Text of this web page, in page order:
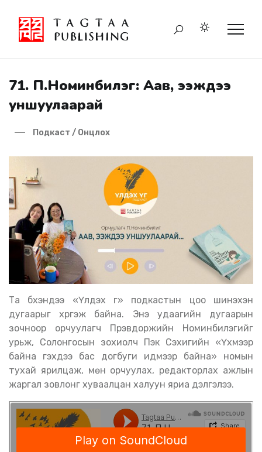
71. П.Номинбилэг: Аав, ээждээ
уншуулаарай
Подкаст / Онцлох
Та бүхэндээ «Үлдэх үг» подкастын цоо шинэхэн
дугаарыг хүргэж байна. Энэ удаагийн дугаарын
зочноор орчуулагч Пүрэвдоржийн Номинбилэгийг
урьж, Солонгосын зохиолч Пэк Сэхигийн «Үхмээр
байна гэхдээ бас догбуги идмээр байна» номын
тухай ярилцаж, мөн орчуулах, редакторлах ажлын
жаргал зовлонг хуваалцан халуун яриа дэлгэлээ.